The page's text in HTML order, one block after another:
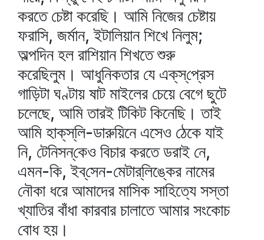
করতে চেষ্টা করেছি। আমি নিজের চেষ্টায়
ফরাসি, জর্মান, ইটালিয়ান শিখে নিলুম;
অল্পদিন হল রাশিয়ান শিখতে শুরু
করেছিলুম। আধুনিকতার যে এক্‌স্‌প্রেস
গাড়িটা ঘণ্টায় ষাট মাইলের চেয়ে বেগে ছুটে
চলেছে, আমি তারই টিকিট কিনেছি। তাই
আমি হাক্‌স্‌লি-ডারুয়িনে এসেও ঠেকে যাই
নি, টেনিসন্‌কেও বিচার করতে ডরাই নে,
এমন-কি, ইব্‌সেন-মেটার্‌লিঙ্কের নামের
নৌকা ধরে আমাদের মাসিক সাহিত্যে সস্তা
খ্যাতির বাঁধা কারবার চালাতে আমার সংকোচ
বোধ হয়।